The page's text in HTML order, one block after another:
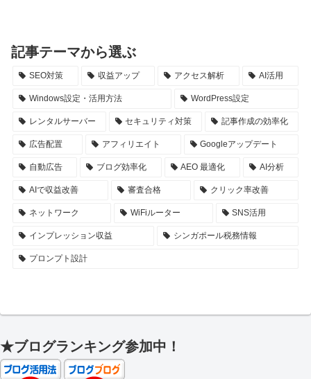
記事テーマから選ぶ
SEO対策 収益アップ アクセス解析 AI活用
Windows設定・活用方法 WordPress設定
レンタルサーバー セキュリティ対策 記事作成の効率化
広告配置 アフィリエイト Googleアップデート
自動広告 ブログ効率化 AEO 最適化 AI分析
AIで収益改善 審査合格 クリック率改善
ネットワーク WiFiルーター SNS活用
インプレッション収益 シンガポール税務情報
プロンプト設計
★ブログランキング参加中！